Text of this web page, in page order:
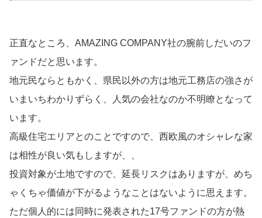
正直なところ、AMAZING COMPANY社の腕前しだいのフ
ァンドだと思います。
地元民ならともかく、県民以外の方は地元工務店の強さが
いまいちわかりずらく、人気の会社なのか不明瞭となって
います。
高級住宅エリアとのことですので、西欧風のオシャレな家
は相性が良い気もしますが、、
投資対象が土地ですので、延長リスクはありますが、めち
ゃくちゃ価値が下がるようなことはないように思えます。
ただ個人的には同時に発表された17号ファンドの方が熱